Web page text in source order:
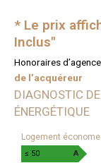
* Le prix
Inclus"
Honoraires
de l’acquéreur
DIAGNOSTIC
ÉNERGÉTIQUE
DE
Logement économe
≤ 50 A